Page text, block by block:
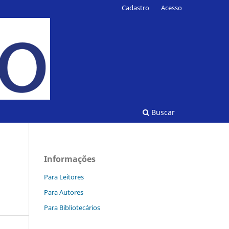
Buscar
Cadastro Acesso
Informações
Para Leitores
Para Autores
Para Bibliotecários